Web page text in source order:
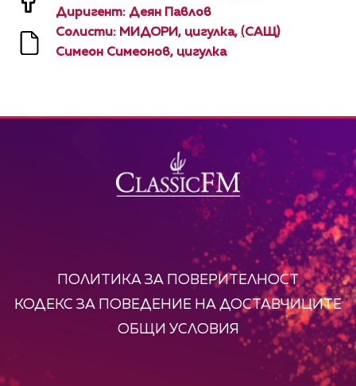
Диригент: Деян Павлов
Солисти: МИДОРИ, цигулка, (САЩ)
Симеон Симеонов, цигулка
ПОЛИТИКА ЗА ПОВЕРИТЕЛНОСТ
КОДЕКС ЗА ПОВЕДЕНИЕ НА ДОСТАВЧИЦИТЕ
ОБЩИ УСЛОВИЯ